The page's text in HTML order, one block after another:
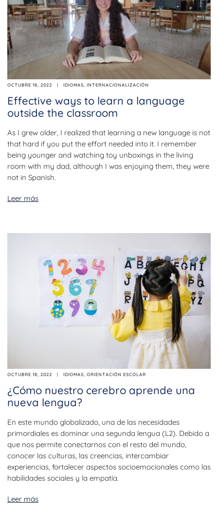
OCTUBRE 18, 2022 IDIOMAS INTERNACIONALIZACIÓN
Effective ways to learn a language
outside the classroom
As I grew older, I realized that learning a new language is not
that hard if you put the effort needed into it. I remember
being younger and watching toy unboxings in the living
room with my dad, although I was enjoying them, they were
not in Spanish.
Leer más
OCTUBRE 18, 2022 IDIOMAS ORIENTACIÓN ESCOLAR
¿Cómo nuestro cerebro aprende una
nueva lengua?
En este mundo globalizado, una de las necesidades
primordiales es dominar una segunda lengua (L2). Debido a
que nos permite conectarnos con el resto del mundo,
conocer las culturas, las creencias, intercambiar
experiencias, fortalecer aspectos socioemocionales como las
habilidades sociales y la empatía.
Leer más